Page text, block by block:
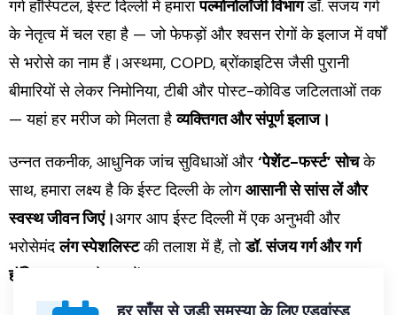
गर्ग हॉस्पिटल, ईस्ट दिल्ली में हमारापल्मोनोलॉजी विभागडॉ. संजय गर्ग
के नेतृत्व में चल रहा है — जो फेफड़ों और श्वसन रोगों के इलाज में वर्षों
से भरोसे का नाम हैं।अस्थमा, COPD, ब्रोंकाइटिस जैसी पुरानी
बीमारियों से लेकर निमोनिया, टीबी और पोस्ट-कोविड जटिलताओं तक
— यहां हर मरीज को मिलता हैव्यक्तिगत और संपूर्ण इलाज।
उन्नत तकनीक, आधुनिक जांच सुविधाओं और ‘पेशेंट-फर्स्ट’ सोचके
साथ, हमारा लक्ष्य है कि ईस्ट दिल्ली के लोगआसानी से सांस लें और
स्वस्थ जीवन जिएं।अगर आप ईस्ट दिल्ली में एक अनुभवी और
भरोसेमंदलंग स्पेशलिस्टकी तलाश में हैं, तोडॉ. संजय गर्ग और गर्ग
हॉस्पिटल
पर भरोसा करें।
हर साँस से जुड़ी समस्या के लिए एडवांस्ड